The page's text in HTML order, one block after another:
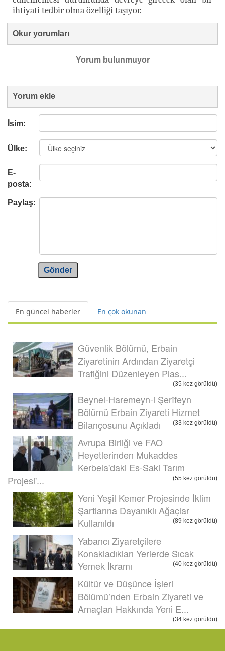
ihtiyati tedbir olma özelliği taşıyor.
Okur yorumları
Yorum bulunmuyor
Yorum ekle
İsim:
Ülke:
E-
posta:
Paylaş:
Gönder
En güncel haberler En çok okunan
Güvenlik Bölümü, Erbain
Ziyaretinin Ardından Ziyaretçi
Trafiğini Düzenleyen Plas...
(35 kez görüldü)
Beynel-Haremeyn-i Şerîfeyn
Bölümü Erbain Ziyareti Hizmet
Bilançosunu Açıkladı
(33 kez görüldü)
Avrupa Birliği ve FAO
Heyetlerinden Mukaddes
Kerbela'daki Es-Saki Tarım
Projesi'...
(55 kez görüldü)
Yeni Yeşil Kemer Projesinde İklim
Şartlarına Dayanıklı Ağaçlar
Kullanıldı
(89 kez görüldü)
Yabancı Ziyaretçilere
Konakladıkları Yerlerde Sıcak
Yemek İkramı
(40 kez görüldü)
Kültür ve Düşünce İşleri
Bölümü’nden Erbain Ziyareti ve
Amaçları Hakkında Yeni E...
(34 kez görüldü)